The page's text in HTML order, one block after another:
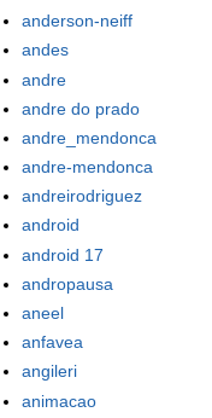
anderson-neiff
andes
andre
andre do prado
andre_mendonca
andre-mendonca
andreirodriguez
android
android 17
andropausa
aneel
anfavea
angileri
animacao